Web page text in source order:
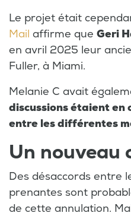
Le projet était
Mail affirme que Geri
en avril 2025 leur
Fuller, à Miami.
Melanie C avait
discussions étaient en
entre les différentes
Un nouveau
Des désaccords entre
prenantes sont
de cette annulation.